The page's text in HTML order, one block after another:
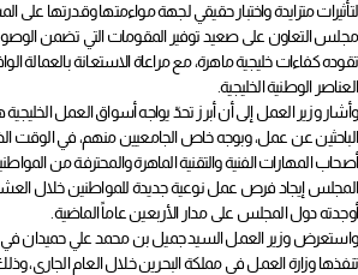
لتأثيرات متزايدة واختبار حقيقي لجهة مواءمتها وقدرتها
مجلس التعاون على صعيد توفير المقومات التي تضمن
تقوده كفاءات خليجية ماهرة، مع مراعاة الاستعانة بالعمالة
العناصر الوطنية الخليجية.
وأشار وزير العمل إلى أن أبرز تحدّ يواجه أسواق العمل الخليجية
الباحثين عن عمل، وبوجه خاص الجامعيين منهم، في الوقت
أصحاب المهارات الفنية والتقنية الماهرة والمحترفة من
المجلس إيجاد فرص عمل نوعية جديدة للمواطنين خلال
أوجدته دول المجلس على مدار الأربعين عاماً الماضية.
واستعرض وزير العمل السيد جميل بن محمد علي حميدان في
تنفذها وزارة العمل في مملكة البحرين خلال العام الجاري،